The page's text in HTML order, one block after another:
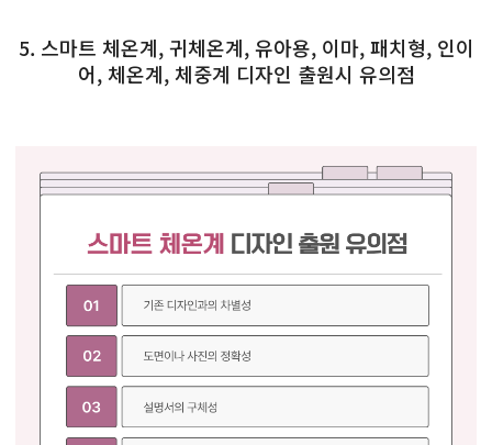
5. 스마트 체온계, 귀체온계, 유아용, 이마, 패치형, 인이
어, 체온계, 체중계 디자인 출원시 유의점